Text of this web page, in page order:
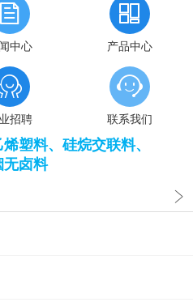
中心 产品中心
招聘 联系我们
塑料、硅烷交联料、
无卤料